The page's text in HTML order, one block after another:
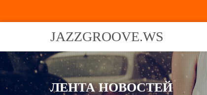
JAZZGROOVE.WS
ЛЕНТА НОВОСТЕЙ